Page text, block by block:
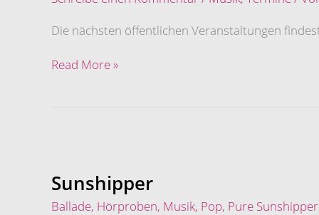
Die nächsten öffentlichen Veranstaltungen
Read More »
Sunshipper
Ballade, Hörproben, Musik, Pop, Pure Sunshipper